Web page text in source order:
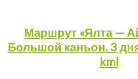
Маршрут «Ялта —
Большой каньон. 3
kml